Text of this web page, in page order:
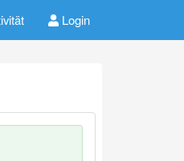
Login